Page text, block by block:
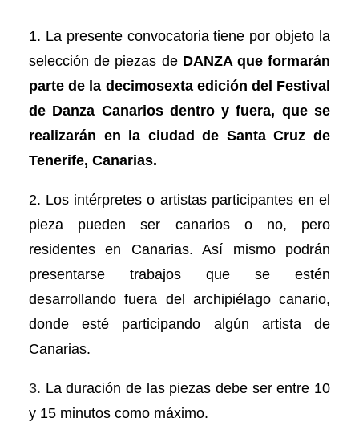
1. La presente convocatoria tiene por objeto la
selección de piezas deDANZA que formarán
parte de la decimosexta edición del Festival
de Danza Canarios dentro y fuera, que se
realizarán en la ciudad de Santa Cruz de
Tenerife, Canarias.
2. Los intérpretes o artistas participantes en el
pieza pueden ser canarios o no, pero
residentes en Canarias. Así mismo podrán
presentarse trabajos que se estén
desarrollando fuera del archipiélago canario,
donde esté participando algún artista de
Canarias.
3. La duración de las piezas debe ser entre 10
y 15 minutos como máximo.